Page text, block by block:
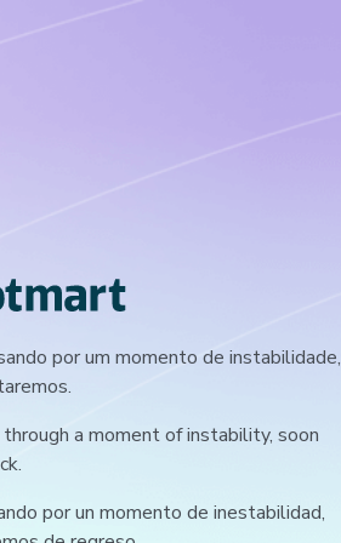
por um momento de instabilidade,
a moment of instability, soon
por un momento de inestabilidad,